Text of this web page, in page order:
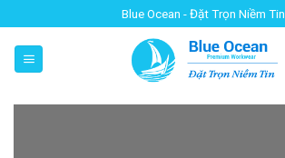
to
content
Blue Ocean - Đặt Trọn Niềm Tin